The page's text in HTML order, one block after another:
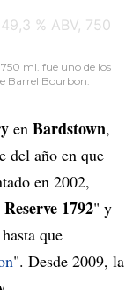
ml. fue uno de los
Barrel Bourbon.
en Bardstown,
del año en que
en 2002,
1792" y
que
". Desde 2009, la